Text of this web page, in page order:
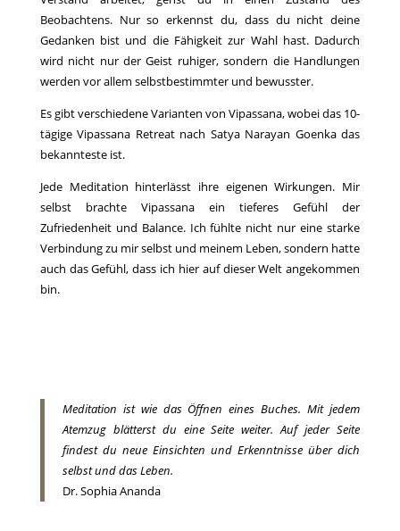
Beobachtens. Nur so erkennst du, dass du nicht deine
Gedanken bist und die Fähigkeit zur Wahl hast. Dadurch
wird nicht nur der Geist ruhiger, sondern die Handlungen
werden vor allem selbstbestimmter und bewusster.
Es gibt verschiedene Varianten von Vipassana, wobei das 10-
tägige Vipassana Retreat nach Satya Narayan Goenka das
bekannteste ist.
Jede Meditation hinterlässt ihre eigenen Wirkungen. Mir
selbst brachte Vipassana ein tieferes Gefühl der
Zufriedenheit und Balance. Ich fühlte nicht nur eine starke
Verbindung zu mir selbst und meinem Leben, sondern hatte
auch das Gefühl, dass ich hier auf dieser Welt angekommen
bin.
Meditation ist wie das Öffnen eines Buches. Mit jedem
Atemzug blätterst du eine Seite weiter. Auf jeder Seite
findest du neue Einsichten und Erkenntnisse über dich
selbst und das Leben.
Dr. Sophia Ananda